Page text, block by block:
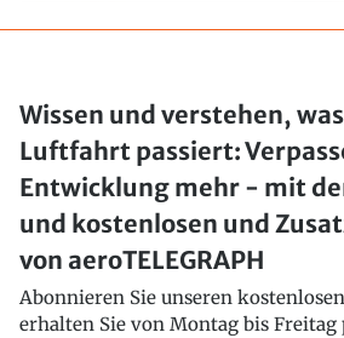
Wissen und verstehen,
Luftfahrt passiert:
Entwicklung mehr - mit
und kostenlosen und
von aeroTELEGRAPH
Abonnieren Sie unseren
erhalten Sie von Montag bis